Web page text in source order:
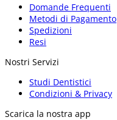
Domande Frequenti
Metodi di Pagamento
Spedizioni
Resi
Nostri Servizi
Studi Dentistici
Condizioni & Privacy
Scarica la nostra app